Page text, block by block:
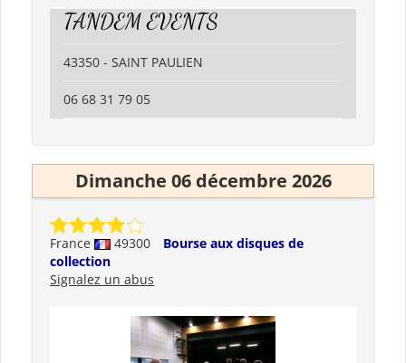
TANDEM EVENTS
43350 - SAINT PAULIEN
06 68 31 79 05
Dimanche 06 décembre 2026
France 49300
Bourse aux disques de
collection
Signalez un abus